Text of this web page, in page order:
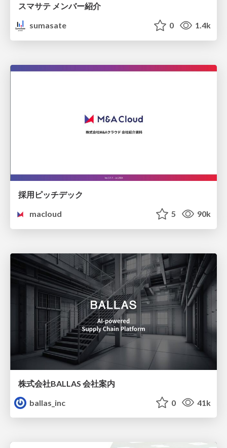
スマサテ メンバー紹介
sumasate
0 1.4k
採用ピッチデック
macloud
5 90k
株式会社BALLAS 会社案内
ballas_inc
0 41k